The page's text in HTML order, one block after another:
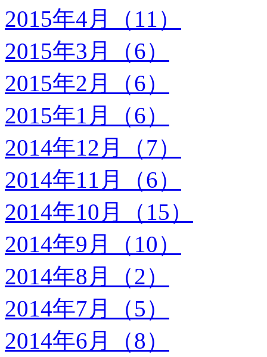
2015年4月（11）
2015年3月（6）
2015年2月（6）
2015年1月（6）
2014年12月（7）
2014年11月（6）
2014年10月（15）
2014年9月（10）
2014年8月（2）
2014年7月（5）
2014年6月（8）